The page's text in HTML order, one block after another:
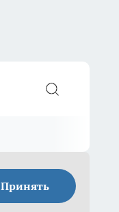
Принять